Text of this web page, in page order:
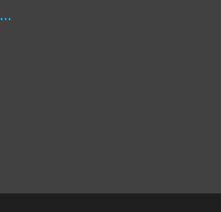
La mer de plastique pour légumes à échelle inhumaine, à Almeria: 5 fois la superficie de Paris....